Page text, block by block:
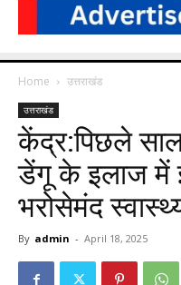
Home उत्तराखंड
उत्तराखंड
केंद्र:पिछले
डेंगू के इलाज में
भरोसेमंद
By admin - April 18, 2025